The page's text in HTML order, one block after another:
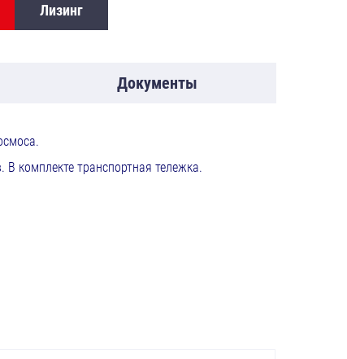
Лизинг
Документы
В комплекте транспортная тележка.